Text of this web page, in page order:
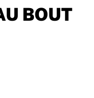
BOUT